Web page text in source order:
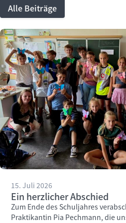
Alle Beiträge
15. Juli 2026
Ein herzlicher Abschied
Zum Ende des Schuljahres
Praktikantin Pia Pechmann, die